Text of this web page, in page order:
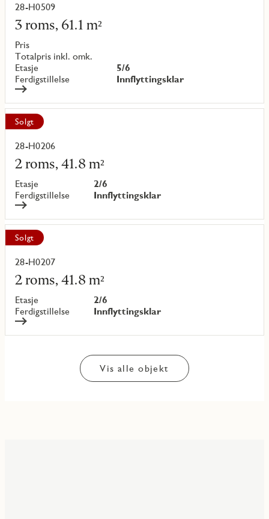
28-H0509
3 roms, 61.1 m²
Pris
Totalpris inkl. omk.
Etasje
5/6
Ferdigstillelse
Innflyttingsklar
Les
mer
om
objekt
{objectNumber}
Solgt
28-H0206
2 roms, 41.8 m²
Etasje
2/6
Ferdigstillelse
Innflyttingsklar
Les
mer
om
objekt
{objectNumber}
Solgt
28-H0207
2 roms, 41.8 m²
Etasje
2/6
Ferdigstillelse
Innflyttingsklar
Les
mer
om
objekt
{objectNumber}
Vis alle objekt